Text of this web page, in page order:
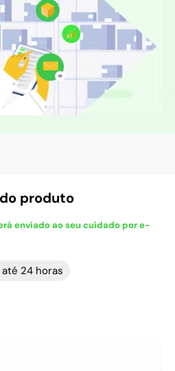
produto
enviado ao seu cuidado por e-
24 horas